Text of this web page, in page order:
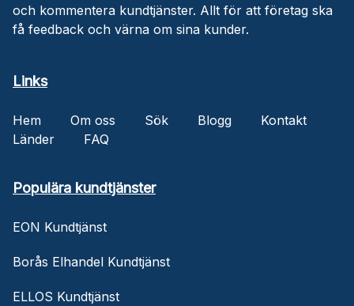
och kommentera kundtjänster. Allt för att företag ska
få feedback och värna om sina kunder.
Links
Hem Om oss Sök Blogg
Kontakt
Länder
FAQ
Populära kundtjänster
EON Kundtjänst
Borås Elhandel Kundtjänst
ELLOS Kundtjänst